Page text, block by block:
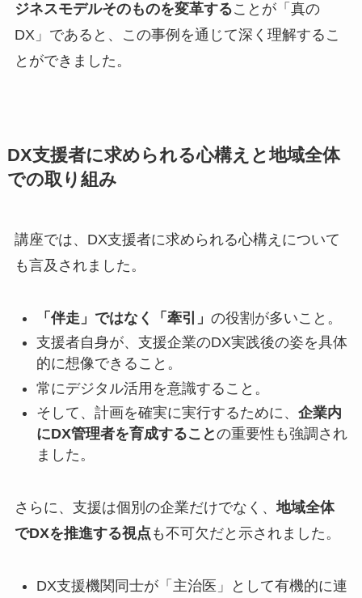
ジネスモデルそのものを変革することが「真の
DX」であると、この事例を通じて深く理解するこ
とができました。
DX支援者に求められる心構えと地域全体
での取り組み
講座では、DX支援者に求められる心構えについて
も言及されました。
「伴走」ではなく「牽引」 の役割が多いこと。
支援者自身が、支援企業のDX実践後の姿を具体
的に想像できること。
常にデジタル活用を意識すること。
そして、計画を確実に実行するために、 企業内
にDX管理者を育成することの重要性も強調され
ました。
さらに、支援は個別の企業だけでなく、地域全体
でDXを推進する視点 も不可欠だと示されました。
DX支援機関同士が「主治医」として有機的に連